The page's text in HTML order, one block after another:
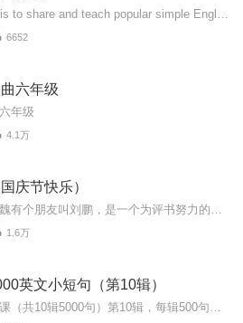
6652
六年级
年级
4.1万
庆节快乐）
1.6万
英文小短句（第10辑）